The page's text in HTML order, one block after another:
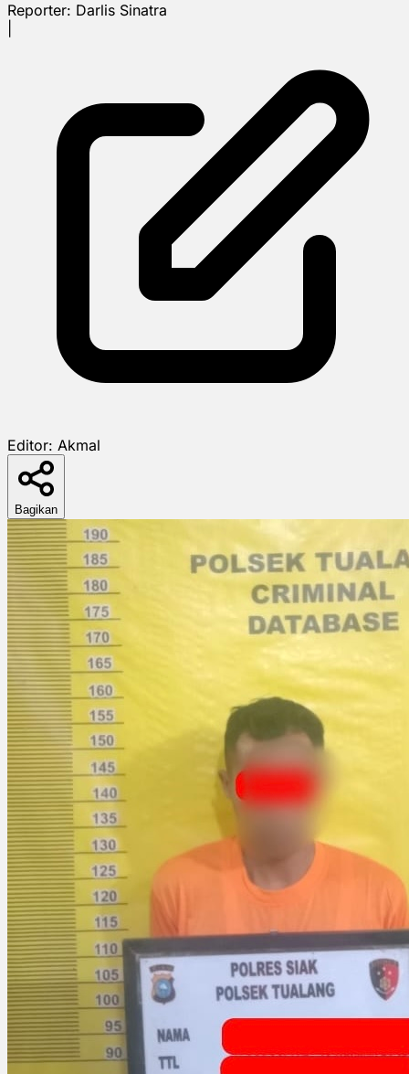
Reporter: Darlis Sinatra
Editor: Akmal
Bagikan